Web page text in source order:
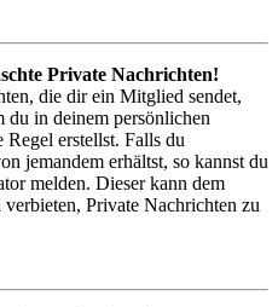
Private Nachrichten!
die dir ein Mitglied sendet,
du in deinem persönlichen
Regel erstellst. Falls du
jemandem erhältst, so kannst du
melden. Dieser kann dem
Private Nachrichten zu